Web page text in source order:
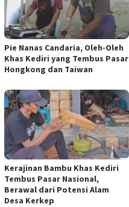
Pie Nanas Candaria, Oleh-Oleh
Khas Kediri yang Tembus Pasar
Hongkong dan Taiwan
Kerajinan Bambu Khas Kediri
Tembus Pasar Nasional,
Berawal dari Potensi Alam
Desa Kerkep